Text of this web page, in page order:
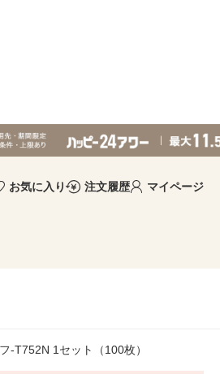
お気に入り 注文履歴 マイページ
-T752N 1セット（100枚）